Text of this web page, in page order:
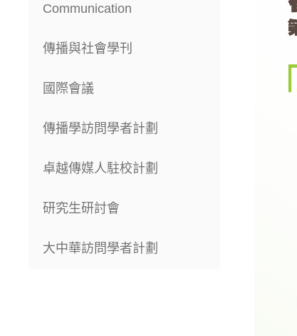
Communication
傳播與社會學刊
國際會議
傳播學訪問學者計劃
卓越傳媒人駐校計劃
研究生研討會
大中華訪問學者計劃